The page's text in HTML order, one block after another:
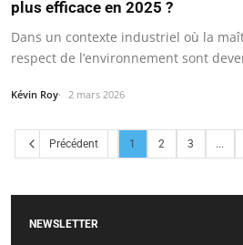
plus efficace en 2025 ?
Dans un contexte industriel où la
respect de l’environnement sont
Kévin Roy 2 mars 2026
Précédent 1 2 3 ...
NEWSLETTER